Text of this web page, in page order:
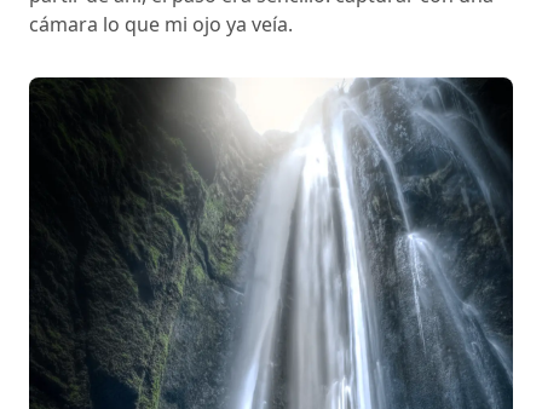
cámara lo que mi ojo ya veía.